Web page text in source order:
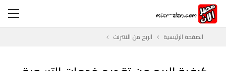
الصفحة الرئيسية الربح من الانترنت